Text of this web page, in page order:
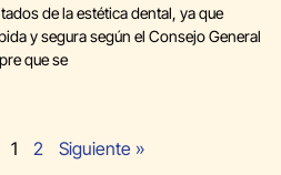
de la estética dental, ya que
y segura según el Consejo General
que se
1 2 Siguiente »